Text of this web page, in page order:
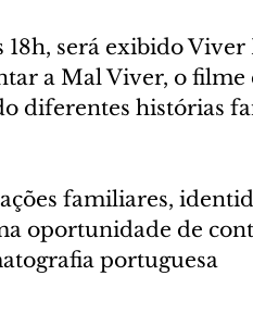
será exibido Viver
a Mal Viver, o filme
diferentes histórias
familiares,
oportunidade de
portuguesa